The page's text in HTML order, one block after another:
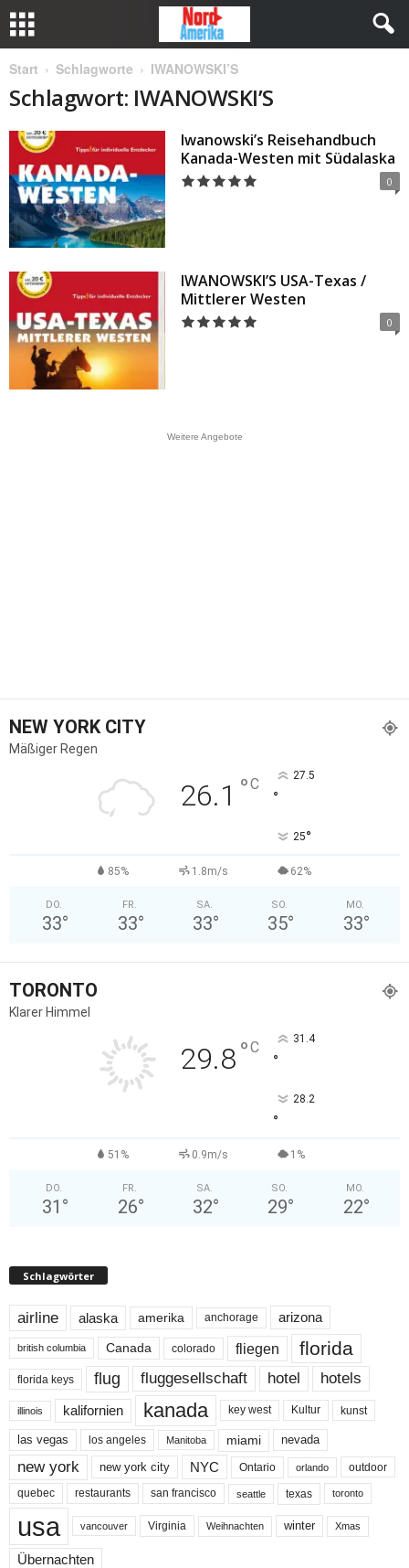
Start Schlagworte IWANOWSKI’S
Schlagwort: IWANOWSKI’S
Iwanowski’s Reisehandbuch
Kanada-Westen mit Südalaska
0
IWANOWSKI’S USA-Texas /
Mittlerer Westen
0
Weitere Angebote
NEW YORK CITY
Mäßiger Regen
26.1 °C 27.5
°
25°
85% 1.8m/s 62%
DO.
33°
FR.
33°
SA.
33°
SO.
35°
MO.
33°
TORONTO
Klarer Himmel
29.8°C 31.4
°
28.2
°
51% 0.9m/s 1%
DO.
31 °
FR.
26°
SA.
32°
SO.
29°
MO.
22°
Schlagwörter
airline alaska amerika anchorage arizona
british columbia Canada colorado fliegen florida
florida keys flug fluggesellschaft hotel hotels
illinois kalifornien kanada key west Kultur kunst
las vegas los angeles Manitoba miami nevada
new york new york city NYC Ontario orlando outdoor
quebec restaurants san francisco seattle texas toronto
usa vancouver Virginia Weihnachten winter Xmas
Übernachten